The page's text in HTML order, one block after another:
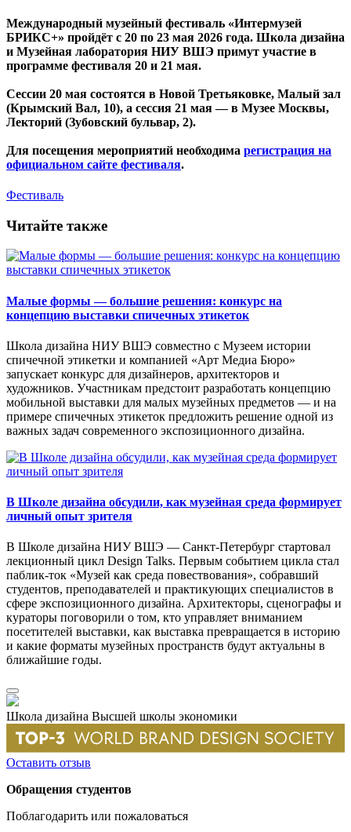
Международный музейный фестиваль «Интермузей
БРИКС+» пройдёт с 20 по 23 мая 2026 года. Школа дизайна
и Музейная лаборатория НИУ ВШЭ примут участие в
программе фестиваля 20 и 21 мая.
Сессии 20 мая состоятся в Новой Третьяковке, Малый зал
(Крымский Вал, 10), а сессия 21 мая—в Музее Москвы,
Лекторий (Зубовский бульвар, 2).
Для посещения мероприятий необходима регистрация на
официальном сайте фестиваля.
Фестиваль
Читайте также
Малые формы — большие решения: конкурс на
концепцию выставки спичечных этикеток
Школа дизайна НИУ ВШЭ совместно с Музеем истории
спичечной этикетки и компанией «Арт Медиа Бюро»
запускает конкурс для дизайнеров, архитекторов и
художников. Участникам предстоит разработать концепцию
мобильной выставки для малых музейных предметов — и на
примере спичечных этикеток предложить решение одной из
важных задач современного экспозиционного дизайна.
В Школе дизайна обсудили, как музейная среда формирует
личный опыт зрителя
В Школе дизайна НИУ ВШЭ — Санкт-Петербург стартовал
лекционный цикл Design Talks. Первым событием цикла стал
паблик-ток «Музей как среда повествования», собравший
студентов, преподавателей и практикующих специалистов в
сфере экспозиционного дизайна. Архитекторы, сценографы и
кураторы поговорили о том, кто управляет вниманием
посетителей выставки, как выставка превращается в историю
и какие форматы музейных пространств будут актуальны в
ближайшие годы.
Школа дизайна Высшей школы экономики
Оставить отзыв
Обращения студентов
Поблагодарить или пожаловаться